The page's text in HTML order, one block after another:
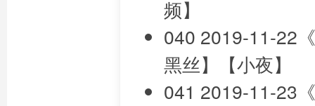
频】
040 2019-11-22
黑丝】【小夜】
041 2019-11-23